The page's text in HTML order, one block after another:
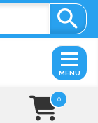

0
MENU